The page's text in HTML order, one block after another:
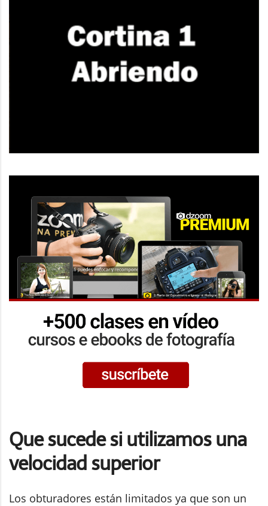
Que sucede si utilizamos una
velocidad superior
Los obturadores están limitados ya que son un